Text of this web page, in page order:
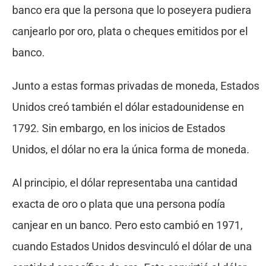
banco era que la persona que lo poseyera pudiera
canjearlo por oro, plata o cheques emitidos por el
banco.
Junto a estas formas privadas de moneda, Estados
Unidos creó también el dólar estadounidense en
1792. Sin embargo, en los inicios de Estados
Unidos, el dólar no era la única forma de moneda.
Al principio, el dólar representaba una cantidad
exacta de oro o plata que una persona podía
canjear en un banco. Pero esto cambió en 1971,
cuando Estados Unidos desvinculó el dólar de una